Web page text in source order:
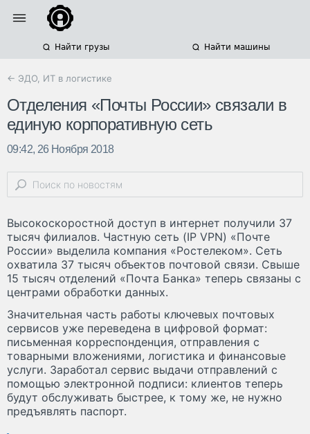
Найти грузы Найти машины
← ЭДО, ИТ в логистике
Отделения «Почты России» связали в
единую корпоративную сеть
09:42, 26 Ноября 2018
Высокоскоростной доступ в интернет получили 37
тысяч филиалов. Частную сеть (IP VPN) «Почте
России» выделила компания «Ростелеком». Сеть
охватила 37 тысяч объектов почтовой связи. Свыше
15 тысяч отделений «Почта Банка» теперь связаны с
центрами обработки данных.
Значительная часть работы ключевых почтовых
сервисов уже переведена в цифровой формат:
письменная корреспонденция, отправления с
товарными вложениями, логистика и финансовые
услуги. Заработал сервис выдачи отправлений с
помощью электронной подписи: клиентов теперь
будут обслуживать быстрее, к тому же, не нужно
предъявлять паспорт.